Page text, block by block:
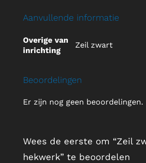
Aanvullende informatie
Overige van
inrichting
Zeil zwart
Beoordelingen
Er zijn nog geen beoordelingen.
Wees de eerste om “Zeil
hekwerk” te beoordelen